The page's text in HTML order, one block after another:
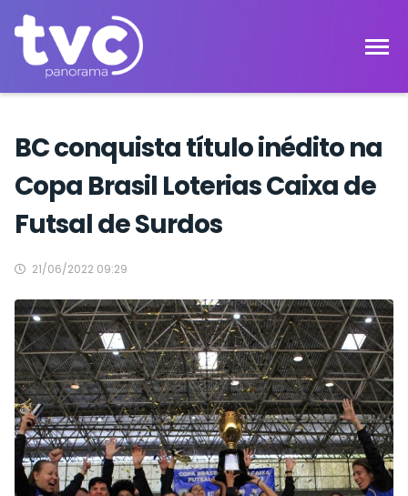
BC conquista título inédito na
Copa Brasil Loterias Caixa de
Futsal de Surdos
21/06/2022 09:29